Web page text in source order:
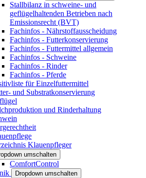
Stallbilanz in schweine- und
geflügelhaltenden Betrieben nach
Emissionsrecht (BVT)
Fachinfos - Nährstoffausscheidung
Fachinfos - Futterkonservierung
Fachinfos - Futtermittel allgemein
Fachinfos - Schweine
Fachinfos - Rinder
Fachinfos - Pferde
für Einzelfuttermittel
und Substratkonservierung
und Rinderhaltung
Klauenpfleger
umschalten
ComfortControl
Dropdown umschalten